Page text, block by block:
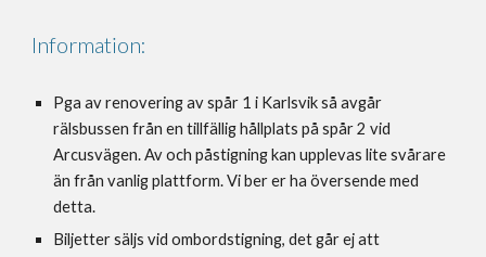
Information:
Pga av renovering av spår 1 i Karlsvik så avgår
rälsbussen från en tillfällig hållplats på spår 2 vid
Arcusvägen. Av och påstigning kan upplevas lite svårare
än från vanlig plattform. Vi ber er ha översende med
detta.
Biljetter säljs vid ombordstigning, det går ej att